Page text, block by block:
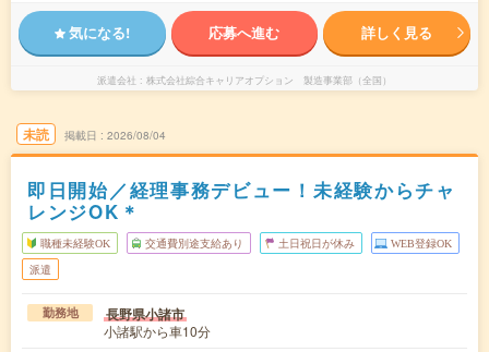
気になる! 応募へ進む 詳しく見る
派遣会社 株式会社綜合キャリアオプション 製造事業部（全国）
未読 掲載日 2026/08/04
即日開始／経理事務デビュー！未経験からチャ
レンジOK＊
職種未経験OK 交通費別途支給あり 土日祝日が休み WEB登録OK
派遣
勤務地 長野県小諸市
小諸駅から車10分